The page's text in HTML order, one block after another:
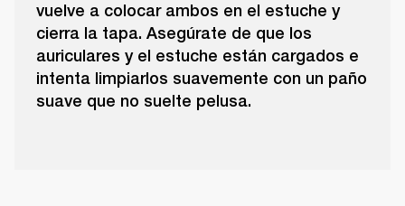
vuelve a colocar ambos en el estuche y
cierra la tapa. Asegúrate de que los
auriculares y el estuche están cargados e
intenta limpiarlos suavemente con un paño
suave que no suelte pelusa.